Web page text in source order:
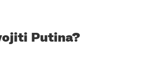
Putina?